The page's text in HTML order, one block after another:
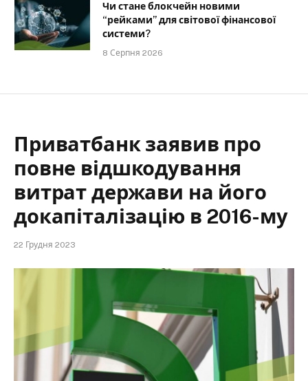
Чи стане блокчейн новими
“рейками” для світової фінансової
системи?
8 Серпня 2026
Приватбанк заявив про
повне відшкодування
витрат держави на його
докапіталізацію в 2016-му
22 Грудня 2023